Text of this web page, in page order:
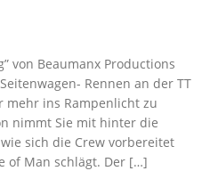
von Beaumanx Productions
Rennen an der TT
mehr ins Rampenlicht zu
nimmt Sie mit hinter die
sich die Crew vorbereitet
of Man schlägt. Der […]